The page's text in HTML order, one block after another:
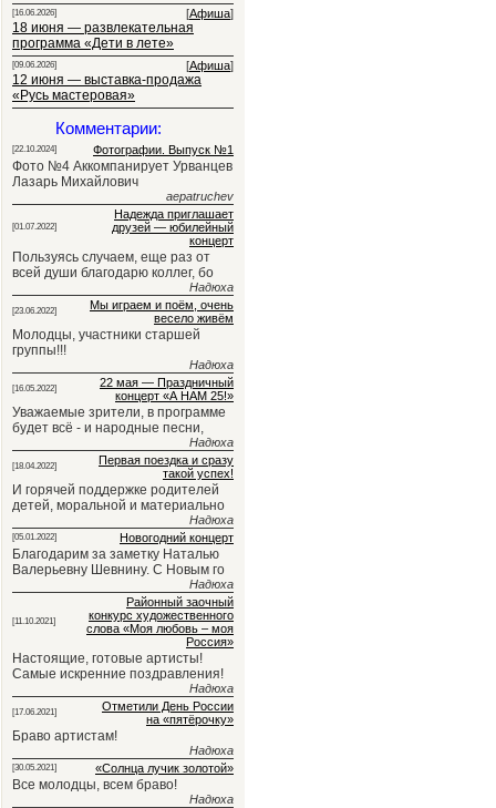
[16.06.2026] [Афиша]
18 июня — развлекательная
программа «Дети в лете»
[09.06.2026] [Афиша]
12 июня — выставка-продажа
«Русь мастеровая»
Комментарии:
[22.10.2024] Фотографии. Выпуск №1
Фото №4 Аккомпанирует Урванцев
Лазарь Михайлович
aepatruchev
[01.07.2022]
Надежда приглашает
друзей — юбилейный
концерт
Пользуясь случаем, еще раз от
всей души благодарю коллег, бо
Надюха
[23.06.2022]
Мы играем и поём, очень
весело живём
Молодцы, участники старшей
группы!!!
Надюха
[16.05.2022]
22 мая — Праздничный
концерт «А НАМ 25!»
Уважаемые зрители, в программе
будет всё - и народные песни,
Надюха
[18.04.2022]
Первая поездка и сразу
такой успех!
И горячей поддержке родителей
детей, моральной и материально
Надюха
[05.01.2022] Новогодний концерт
Благодарим за заметку Наталью
Валерьевну Шевнину. С Новым го
Надюха
[11.10.2021]
Районный заочный
конкурс художественного
слова «Моя любовь – моя
Россия»
Настоящие, готовые артисты!
Самые искренние поздравления!
Надюха
[17.06.2021]
Отметили День России
на «пятёрочку»
Браво артистам!
Надюха
[30.05.2021] «Солнца лучик золотой»
Все молодцы, всем браво!
Надюха